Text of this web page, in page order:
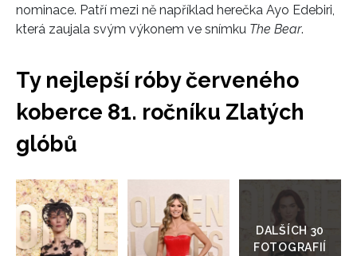
nominace. Patří mezi ně například herečka Ayo Edebiri,
která zaujala svým výkonem ve snímku The Bear.
Ty nejlepší róby červeného
koberce 81. ročníku Zlatých
glóbů
Přejít
do
galerie